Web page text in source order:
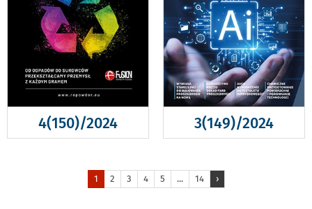
4(150)/2024 3(149)/2024
1 2 3 4 5 ... 14 ›